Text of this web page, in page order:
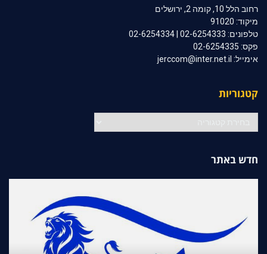
רחוב הלל 10, קומה 2, ירושלים
מיקוד: 91020
טלפונים: 02-6254333 | 02-6254334
פקס: 02-6254335
אימייל: jerccom@inter.net.il
קטגוריות
חדש באתר